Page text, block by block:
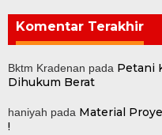
Komentar Terakhir
Bktm Kradenan pada Petani
Dihukum Berat
haniyah pada Material
!